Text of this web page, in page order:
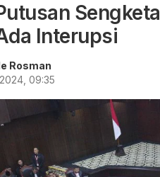
Interupsi
Rosman
09:35